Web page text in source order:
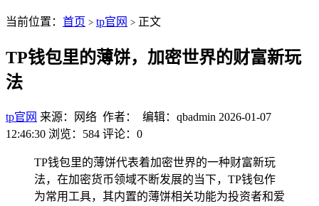
当前位置： 首页 > tp官网 > 正文
TP钱包里的薄饼，加密世界的财富新玩
法
tp官网 来源：网络 作者： 编辑：qbadmin 2026-01-07
12:46:30 浏览：584 评论：0
TP钱包里的薄饼代表着加密世界的一种财富新玩
法，在加密货币领域不断发展的当下，TP钱包作
为常用工具，其内置的薄饼相关功能为投资者和爱